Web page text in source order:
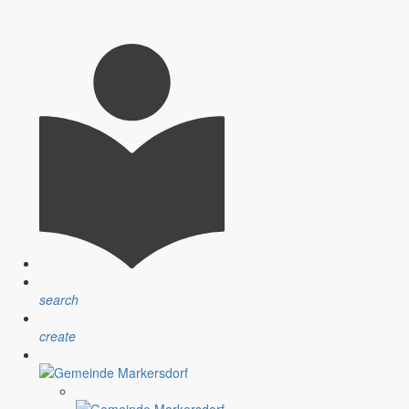
search
create
für den Gemeinderat werden intern schon stark
in seine 15. Runde gegangen. Auszug aus der Ansprache: "Unser
vor Weihnachten beruhigt sich die ganze Lage etwas und jeder
bemüht sich ein jeder, solche Themen in den Hintergrund zu